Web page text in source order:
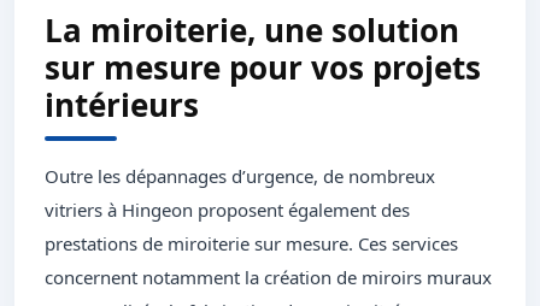
La miroiterie, une solution
sur mesure pour vos projets
intérieurs
Outre les dépannages d’urgence, de nombreux
vitriers à Hingeon proposent également des
prestations de miroiterie sur mesure. Ces services
concernent notamment la création de miroirs muraux